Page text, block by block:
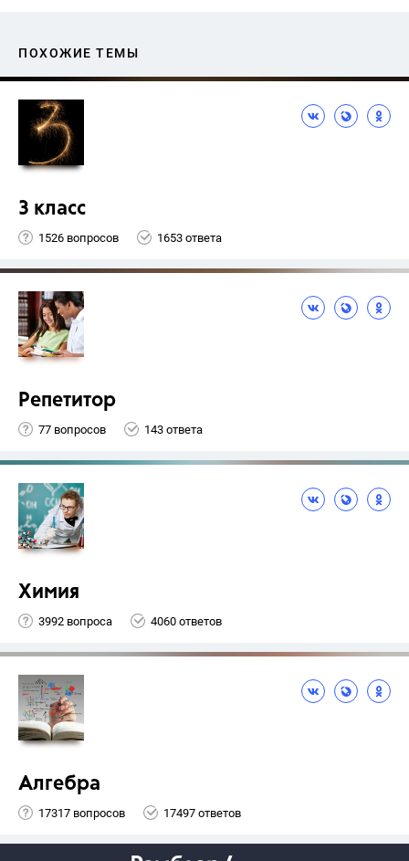
ПОХОЖИЕ ТЕМЫ
3 класс
1526 вопросов 1653 ответа
Репетитор
77 вопросов 143 ответа
Химия
3992 вопроса 4060 ответов
Алгебра
17317 вопросов 17497 ответов